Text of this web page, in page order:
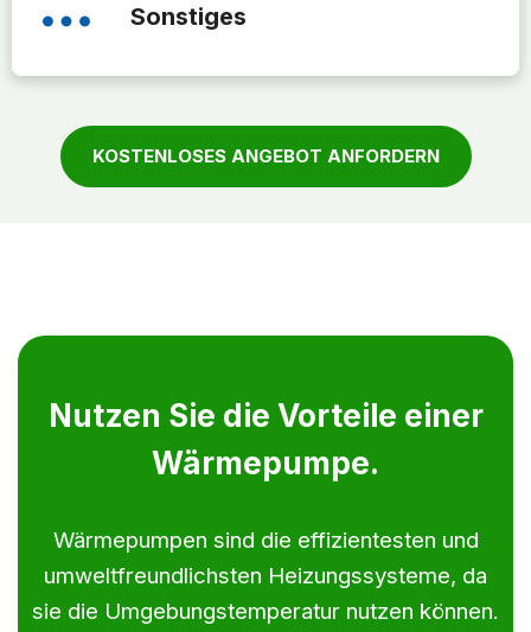
Sonstiges
KOSTENLOSES ANGEBOT ANFORDERN
Nutzen Sie die Vorteile einer
Wärmepumpe.
Wärmepumpen sind die effizientesten und
umweltfreundlichsten Heizungssysteme, da
sie die Umgebungstemperatur nutzen können.